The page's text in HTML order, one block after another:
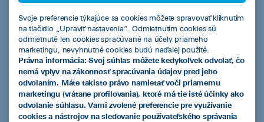
ČSOB Leasing a.s.
Produkty
Leasingový úver
Svoje preferencie týkajúce sa cookies môžete spravovať kliknutím
na tlačidlo „Upraviť nastavenia“. Odmietnutím cookies sú
odmietnuté len cookies spracúvané na účely priameho
marketingu, nevyhnutné cookies budú naďalej použité.
Právna informácia: Svoj súhlas môžete kedykoľvek odvolať, čo
nemá vplyv na zákonnosť spracúvania údajov pred jeho
odvolaním. Máte takisto právo namietať voči priamemu
marketingu (vrátane profilovania), ktoré má tie isté účinky ako
odvolanie súhlasu. Vami zvolené preferencie pre využívanie
cookies a nástrojov na sledovanie používateľského správania